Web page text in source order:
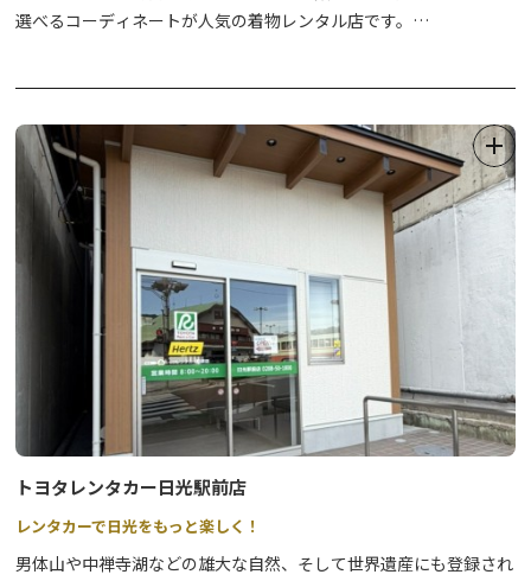
選べるコーディネートが人気の着物レンタル店です。
着物はもちろん、下着、足袋、ぞうり、バッグなどの小物も充実し
ていますので、おカラダひとつ、手ぶらで着物スタイルがお楽しみ
いただけます。
大切なあの人と、HAPPYな時間をつくりませんか。
トヨタレンタカー日光駅前店
レンタカーで日光をもっと楽しく！
男体山や中禅寺湖などの雄大な自然、そして世界遺産にも登録され